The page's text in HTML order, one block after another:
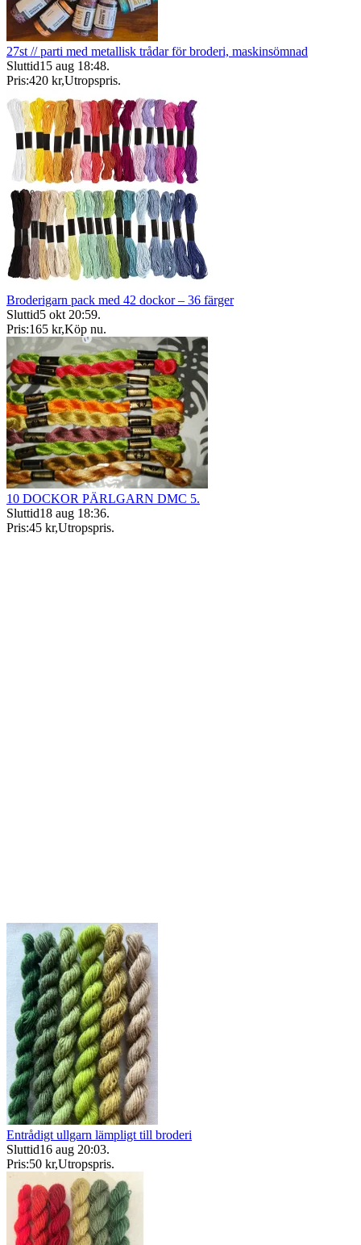
27st // parti med metallisk trådar för broderi, maskinsömnad
Sluttid15 aug 18:48.
Pris:420 kr,Utropspris.
Broderigarn pack med 42 dockor – 36 färger
Sluttid5 okt 20:59.
Pris:165 kr,Köp nu.
10 DOCKOR PÄRLGARN DMC 5.
Sluttid18 aug 18:36.
Pris:45 kr,Utropspris.
Entrådigt ullgarn lämpligt till broderi
Sluttid16 aug 20:03.
Pris:50 kr,Utropspris.